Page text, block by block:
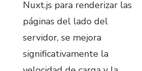
Nuxt.js para renderizar las
páginas del lado del
servidor, se mejora
significativamente la